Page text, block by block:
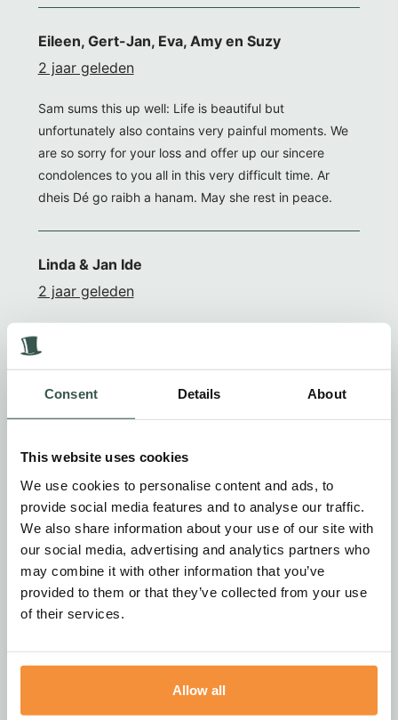
Consent Details About
This website uses cookies
We use cookies to personalise content and ads, to
provide social media features and to analyse our traffic.
We also share information about your use of our site with
our social media, advertising and analytics partners who
may combine it with other information that you’ve
provided to them or that they’ve collected from your use
of their services.
Allow all
Eileen, Gert-Jan, Eva, Amy en Suzy
2 jaar geleden
Sam sums this up well: Life is beautiful but
unfortunately also contains very painful moments. We
are so sorry for your loss and offer up our sincere
condolences to you all in this very difficult time. Ar
dheis Dé go raibh a hanam. May she rest in peace.
Linda & Jan Ide
2 jaar geleden
Een trieste dag maar wat een fantastisch leven hebben
Samen tot het eind. We zitten in het buitenland ( net als
toen bij Jacques ), toen konden we wat schuiven en
We zullen vandaag Marianne in stijl gedenken.
Teun & Yvonne Hendriks
2 jaar geleden
Lieve allemaal , gecondoleerd en heel veel sterkte
gewenst met het verlies van jullie moeder, oma &
moeder/oma te moeten missen, onbegrijpelijk. Maar
laat de herinneringen voortleven zodat er niet vergeten